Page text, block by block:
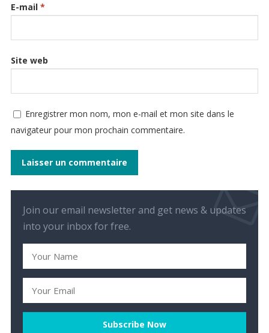
E-mail *
Site web
Enregistrer mon nom, mon e-mail et mon site dans le
navigateur pour mon prochain commentaire.
Join our email newsletter and get news & updates
into your inbox for free.